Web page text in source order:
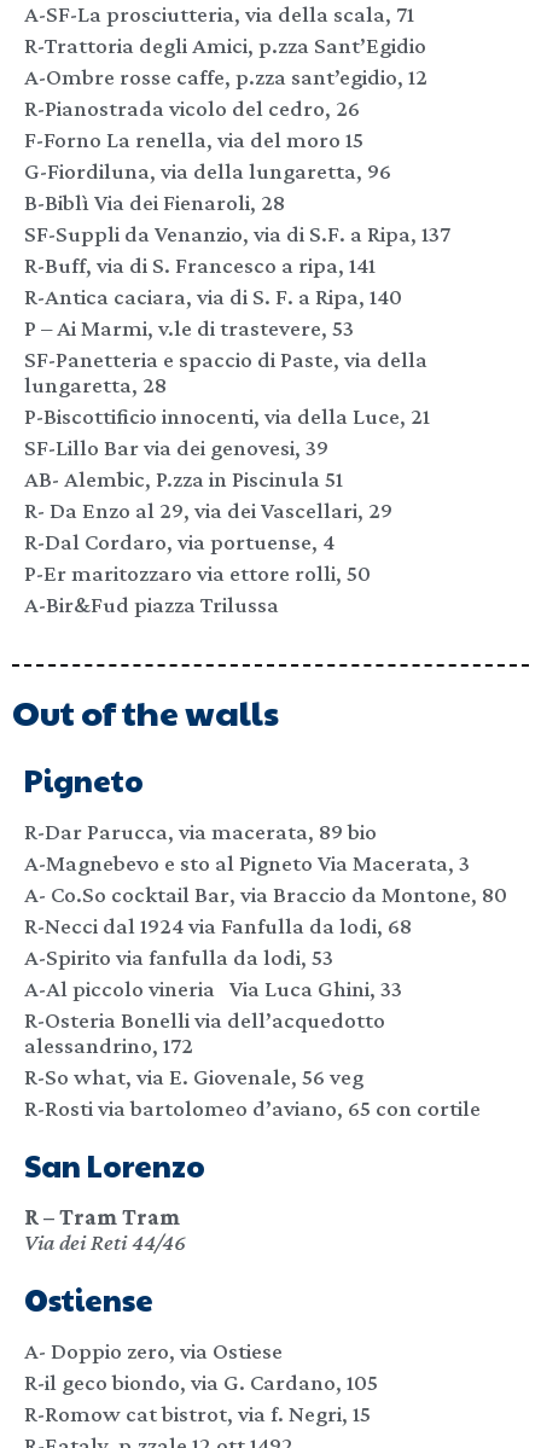
A-SF-La prosciutteria, via della scala, 71
R-Trattoria degli Amici, p.zza Sant’Egidio
A-Ombre rosse caffe, p.zza sant’egidio, 12
R-Pianostrada vicolo del cedro, 26
F-Forno La renella, via del moro 15
G-Fiordiluna, via della lungaretta, 96
B-Biblì Via dei Fienaroli, 28
SF-Suppli da Venanzio, via di S.F. a Ripa, 137
R-Buff, via di S. Francesco a ripa, 141
R-Antica caciara, via di S. F. a Ripa, 140
P – Ai Marmi, v.le di trastevere, 53
SF-Panetteria e spaccio di Paste, via della
lungaretta, 28
P-Biscottificio innocenti, via della Luce, 21
SF-Lillo Bar via dei genovesi, 39
AB- Alembic, P.zza in Piscinula 51
R- Da Enzo al 29, via dei Vascellari, 29
R-Dal Cordaro, via portuense, 4
P-Er maritozzaro via ettore rolli, 50
A-Bir&Fud piazza Trilussa
Out of the walls
Pigneto
R-Dar Parucca, via macerata, 89 bio
A-Magnebevo e sto al Pigneto Via Macerata, 3
A- Co.So cocktail Bar, via Braccio da Montone, 80
R-Necci dal 1924 via Fanfulla da lodi, 68
A-Spirito via fanfulla da lodi, 53
A-Al piccolo vineria Via Luca Ghini, 33
R-Osteria Bonelli via dell’acquedotto
alessandrino, 172
R-So what, via E. Giovenale, 56 veg
R-Rosti via bartolomeo d’aviano, 65 con cortile
San Lorenzo
R – Tram Tram
Via dei Reti 44/46
Ostiense
A- Doppio zero, via Ostiese
R-il geco biondo, via G. Cardano, 105
R-Romow cat bistrot, via f. Negri, 15